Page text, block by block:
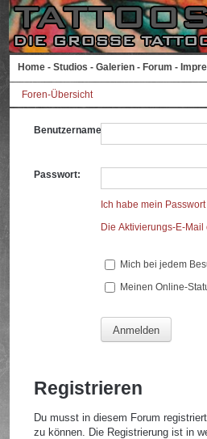
Home - Studios - Galerien - Forum -
Foren-Übersicht
Benutzername:
Passwort:
Ich habe mein
Die Aktivierungs-E-Mail
Mich bei jedem
Meinen Online-
Registrieren
Du musst in diesem Forum
zu können. Die Registrierung ist in